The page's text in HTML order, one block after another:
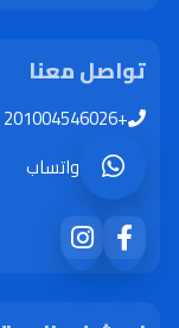
تواصل معنا
+201004546026
واتساب